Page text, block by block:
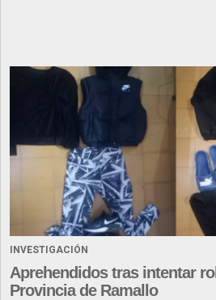
INVESTIGACIÓN
Aprehendidos tras intentar
Provincia de Ramallo